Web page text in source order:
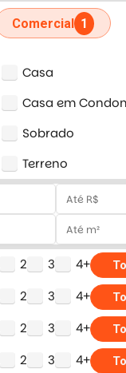
Comercial 1
Casa
Casa em
Sobrado
Terreno
2 3 4+
2 3 4+
2 3 4+
2 3 4+